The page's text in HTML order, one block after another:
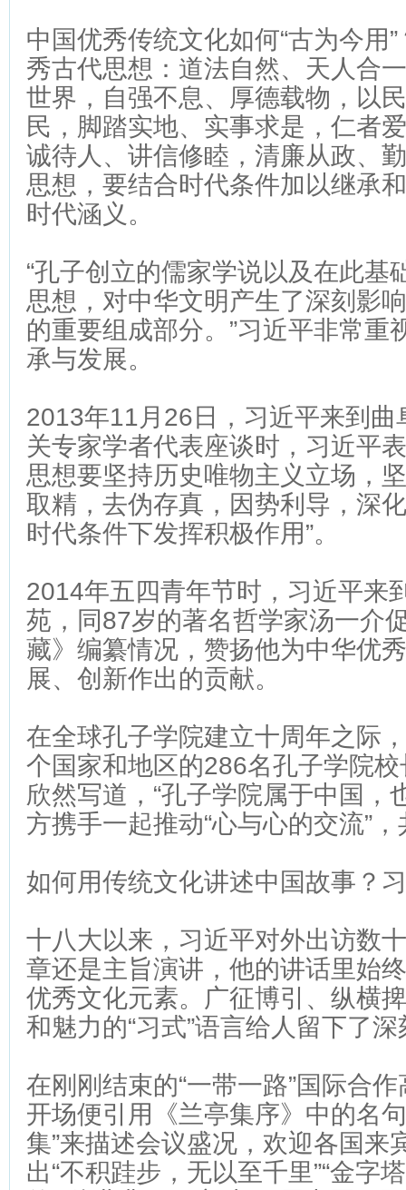
中国优秀传统文化如何“古为今用
秀古代思想：道法自然、天人合
世界，自强不息、厚德载物，以
民，脚踏实地、实事求是，仁者
诚待人、讲信修睦，清廉从政、
思想，要结合时代条件加以继承
时代涵义。
“孔子创立的儒家学说以及在此基
思想，对中华文明产生了深刻影
的重要组成部分。”习近平非常重
承与发展。
2013年11月26日，习近平来到曲
关专家学者代表座谈时，习近平
思想要坚持历史唯物主义立场，
取精，去伪存真，因势利导，深
时代条件下发挥积极作用”。
2014年五四青年节时，习近平来
苑，同87岁的著名哲学家汤一介
藏》编纂情况，赞扬他为中华优
展、创新作出的贡献。
在全球孔子学院建立十周年之际
个国家和地区的286名孔子学院
欣然写道，“孔子学院属于中国，
方携手一起推动“心与心的交流”
如何用传统文化讲述中国故事？
十八大以来，习近平对外出访数
章还是主旨演讲，他的讲话里始
优秀文化元素。广征博引、纵横
和魅力的“习式”语言给人留下了
在刚刚结束的“一带一路”国际合
开场便引用《兰亭集序》中的名
集”来描述会议盛况，欢迎各国来
出“不积跬步，无以至千里”“金字